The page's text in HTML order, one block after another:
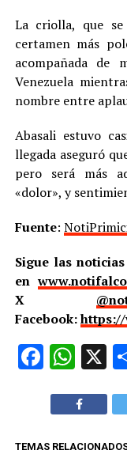
La criolla, que
certamen más
acompañada de
Venezuela
nombre entre
Abasali estuvo
llegada aseguró
pero será más
«dolor», y
Fuente:
Sigue las
en
X
Facebook:
X
TEMAS